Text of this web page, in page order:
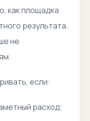
как площадка
результата.
не
если:
расход;